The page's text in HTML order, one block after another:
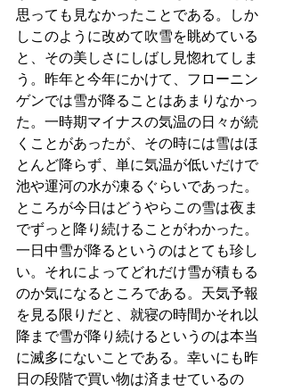
思っても見なかったことである。しか
しこのように改めて吹雪を眺めている
と、その美しさにしばし見惚れてしま
う。昨年と今年にかけて、フローニン
ゲンでは雪が降ることはあまりなかっ
た。一時期マイナスの気温の日々が続
くことがあったが、その時には雪はほ
とんど降らず、単に気温が低いだけで
池や運河の水が凍るぐらいであった。
ところが今日はどうやらこの雪は夜ま
でずっと降り続けることがわかった。
一日中雪が降るというのはとても珍し
い。それによってどれだけ雪が積もる
のか気になるところである。天気予報
を見る限りだと、就寝の時間かそれ以
降まで雪が降り続けるというのは本当
に滅多にないことである。幸いにも昨
日の段階で買い物は済ませているの